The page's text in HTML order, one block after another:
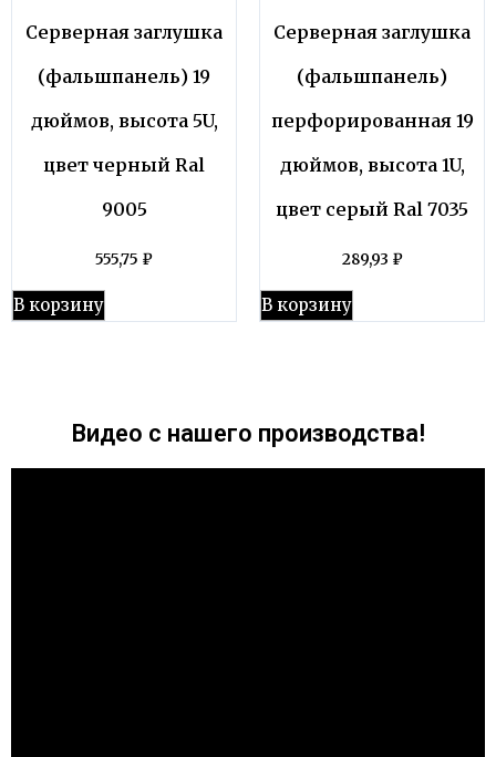
Серверная заглушка
(фальшпанель) 19
дюймов, высота 5U,
цвет черный Ral
9005
555,75 ₽
В корзину
Серверная заглушка
(фальшпанель)
перфорированная 19
дюймов, высота 1U,
цвет серый Ral 7035
289,93 ₽
В корзину
Видео с нашего производства!